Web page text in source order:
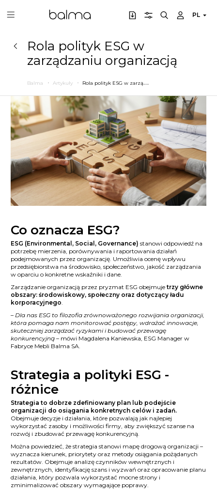
PL
Rola polityk ESG w
zarządzaniu organizacją
Balma Artykuły R
ola polityk ESG w zarządzaniu organizacją
Co oznacza ESG?
ESG (Environmental, Social, Governance) stanowi odpowiedź na
potrzebę mierzenia, porównywania i raportowania działań
podejmowanych przez organizację. Umożliwia ocenę wpływu
przedsiębiorstwa na środowisko, społeczeństwo, jakość zarządzania
w oparciu o konkretne wskaźniki i dane.
Zarządzanie organizacją przez pryzmat ESG obejmujetrzy główne
obszary: środowiskowy, społeczny oraz dotyczący ładu
korporacyjnego
– Dla nas ESG to filozofia zrównoważonego rozwijania organizacji,
która pomaga nam monitorować postępy, wdrażać innowacje,
skuteczniej zarządzać ryzykami i budować przewagę
konkurencyjną – mówi Magdalena Kaniewska, ESG Manager w
Fabryce Mebli Balma SA.
Strategia a polityki ESG -
różnice
Strategia to dobrze zdefiniowany plan lub podejście
organizacji do osiągania konkretnych celów i zadań.
Obejmuje decyzje i działania, które pozwalają jak najlepiej
wykorzystać zasoby i możliwości firmy, aby zwiększyć szanse na
rozwój i zbudować przewagę konkurencyjną.
Można powiedzieć, że strategia stanowi mapę drogową organizacji –
wyznacza kierunek, priorytety oraz metody osiągania pożądanych
rezultatów. Obejmuje analizę czynników wewnętrznych i
zewnętrznych, identyfikację szans i wyzwań oraz opracowanie planu
działania, który pozwala wykorzystać mocne strony i
zminimalizować obszary wymagające poprawy.